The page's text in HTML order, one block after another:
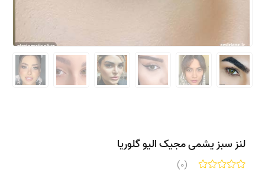
لنز سبز یشمی مجیک الیو گلوریا
(0)